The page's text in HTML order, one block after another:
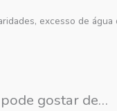
excesso de
gostar de…